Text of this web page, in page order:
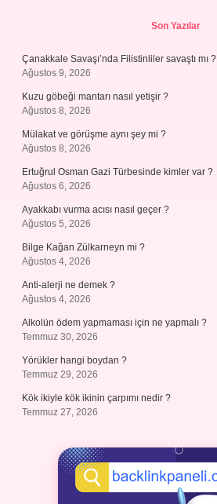
Son Yazılar
Çanakkale Savaşı’nda Filistinliler savaştı mı ?
Ağustos 9, 2026
Kuzu göbeği mantarı nasıl yetişir ?
Ağustos 8, 2026
Mülakat ve görüşme aynı şey mi ?
Ağustos 8, 2026
Ertuğrul Osman Gazi Türbesinde kimler var ?
Ağustos 6, 2026
Ayakkabı vurma acısı nasıl geçer ?
Ağustos 5, 2026
Bilge Kağan Zülkarneyn mi ?
Ağustos 4, 2026
Anti-alerji ne demek ?
Ağustos 4, 2026
Alkolün ödem yapmaması için ne yapmalı ?
Temmuz 30, 2026
Yörükler hangi boydan ?
Temmuz 29, 2026
Kök ikiyle kök ikinin çarpımı nedir ?
Temmuz 27, 2026